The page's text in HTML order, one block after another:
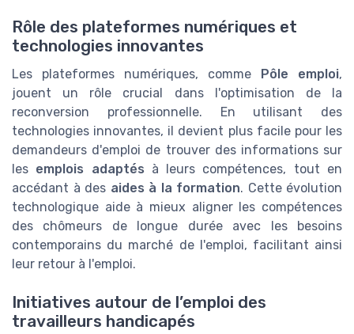
Rôle des plateformes numériques et
technologies innovantes
Les plateformes numériques, comme Pôle emploi,
jouent un rôle crucial dans l'optimisation de la
reconversion professionnelle. En utilisant des
technologies innovantes, il devient plus facile pour les
demandeurs d'emploi de trouver des informations sur
les emplois adaptés à leurs compétences, tout en
accédant à des aides à la formation. Cette évolution
technologique aide à mieux aligner les compétences
des chômeurs de longue durée avec les besoins
contemporains du marché de l'emploi, facilitant ainsi
leur retour à l'emploi.
Initiatives autour de l’emploi des
travailleurs handicapés